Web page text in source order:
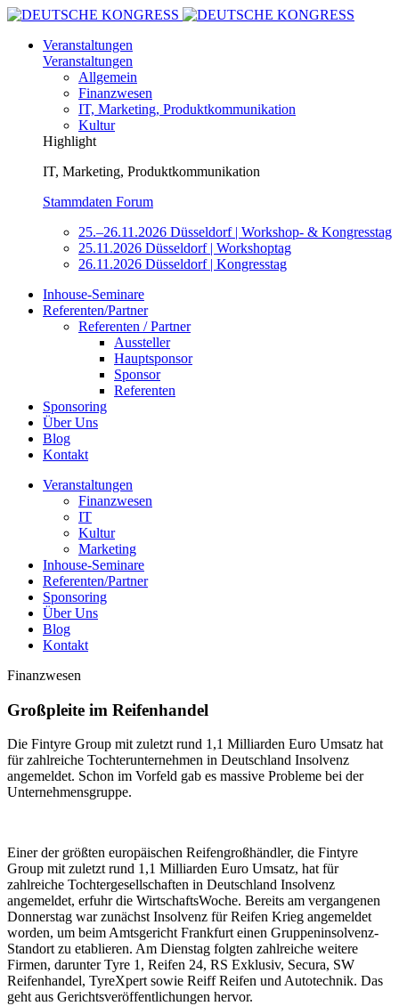
Veranstaltungen
Veranstaltungen
Allgemein
Finanzwesen
IT, Marketing, Produktkommunikation
Kultur
Highlight
IT, Marketing, Produktkommunikation
Stammdaten Forum
25.–26.11.2026 Düsseldorf | Workshop- & Kongresstag
25.11.2026 Düsseldorf | Workshoptag
26.11.2026 Düsseldorf | Kongresstag
Inhouse-Seminare
Referenten/Partner
Referenten / Partner
Aussteller
Hauptsponsor
Sponsor
Referenten
Sponsoring
Über Uns
Blog
Kontakt
Veranstaltungen
Finanzwesen
IT
Kultur
Marketing
Inhouse-Seminare
Referenten/Partner
Sponsoring
Über Uns
Blog
Kontakt
Finanzwesen
Großpleite im Reifenhandel
Die Fintyre Group mit zuletzt rund 1,1 Milliarden Euro Umsatz hat
für zahlreiche Tochterunternehmen in Deutschland Insolvenz
angemeldet. Schon im Vorfeld gab es massive Probleme bei der
Unternehmensgruppe.
Einer der größten europäischen Reifengroßhändler, die Fintyre
Group mit zuletzt rund 1,1 Milliarden Euro Umsatz, hat für
zahlreiche Tochtergesellschaften in Deutschland Insolvenz
angemeldet, erfuhr die WirtschaftsWoche. Bereits am vergangenen
Donnerstag war zunächst Insolvenz für Reifen Krieg angemeldet
worden, um beim Amtsgericht Frankfurt einen Gruppeninsolvenz-
Standort zu etablieren. Am Dienstag folgten zahlreiche weitere
Firmen, darunter Tyre 1, Reifen 24, RS Exklusiv, Secura, SW
Reifenhandel, TyreXpert sowie Reiff Reifen und Autotechnik. Das
geht aus Gerichtsveröffentlichungen hervor.